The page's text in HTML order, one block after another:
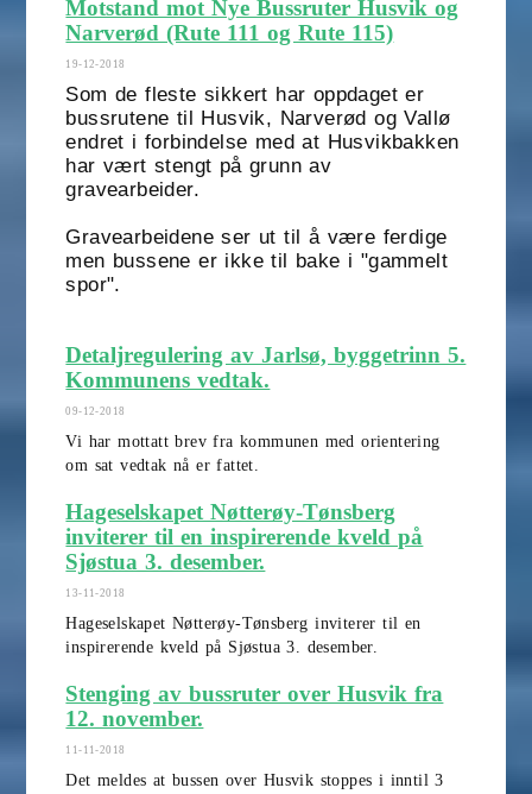
Motstand mot Nye Bussruter Husvik og
Narverød (Rute 111 og Rute 115)
19-12-2018
Som de fleste sikkert har oppdaget er
bussrutene til Husvik, Narverød og Vallø
endret i forbindelse med at Husvikbakken
har vært stengt på grunn av
gravearbeider.
Gravearbeidene ser ut til å være ferdige
men bussene er ikke til bake i "gammelt
spor".
Detaljregulering av Jarlsø, byggetrinn 5.
Kommunens vedtak.
09-12-2018
Vi har mottatt brev fra kommunen med orientering
om sat vedtak nå er fattet.
Hageselskapet Nøtterøy-Tønsberg
inviterer til en inspirerende kveld på
Sjøstua 3. desember.
13-11-2018
Hageselskapet Nøtterøy-Tønsberg inviterer til en
inspirerende kveld på Sjøstua 3. desember.
Stenging av bussruter over Husvik fra
12. november.
11-11-2018
Det meldes at bussen over Husvik stoppes i inntil 3